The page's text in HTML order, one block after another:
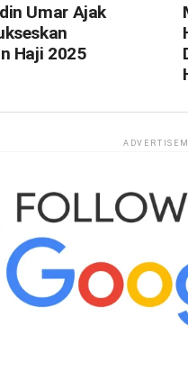
Umar Ajak
Haji 2025